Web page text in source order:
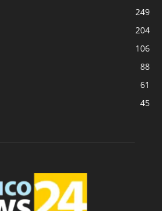
249
204
106
88
61
45